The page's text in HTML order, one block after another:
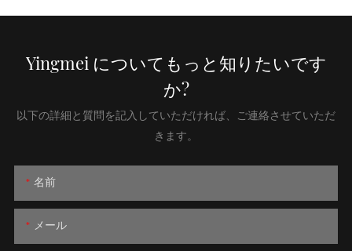
Yingmei についてもっと知りたいです
か?
以下の詳細と質問を記入していただければ、ご連絡させていただ
きます。
名前
メール